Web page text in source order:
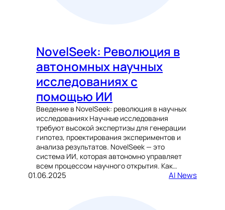
NovelSeek: Революция в
автономных научных
исследованиях с
помощью ИИ
Введение в NovelSeek: революция в научных
исследованиях Научные исследования
требуют высокой экспертизы для генерации
гипотез, проектирования экспериментов и
анализа результатов. NovelSeek — это
система ИИ, которая автономно управляет
всем процессом научного открытия. Как…
01.06.2025 AI News